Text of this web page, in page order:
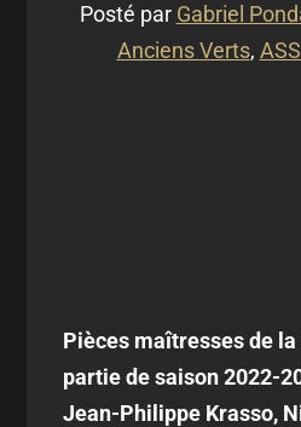
Posté par Gabriel
Anciens Verts,
Pièces maîtresses de
partie de saison 2022-
Jean-Philippe Krasso,